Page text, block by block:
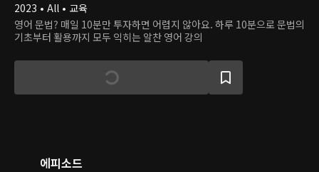
2023 • All • 교육
영어 문법? 매일 10분만 투자하면 어렵지 않아요. 하루 10분으로 문법의
기초부터 활용까지 모두 익히는 알찬 영어 강의
에피소드